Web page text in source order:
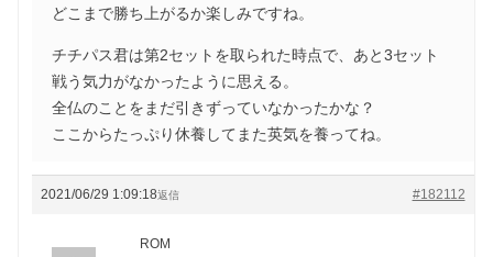
どこまで勝ち上がるか楽しみですね。
チチパス君は第2セットを取られた時点で、あと3セット
戦う気力がなかったように思える。
全仏のことをまだ引きずっていなかったかな？
ここからたっぷり休養してまた英気を養ってね。
2021/06/29 1:09:18 #182112
返信
ROM